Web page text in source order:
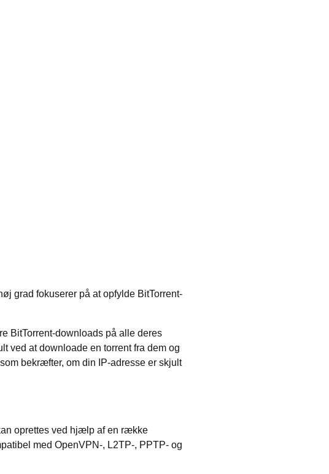
grad fokuserer på at opfylde BitTorrent-
BitTorrent-downloads på alle deres
ved at downloade en torrent fra dem og
bekræfter, om din IP-adresse er skjult
oprettes ved hjælp af en række
med OpenVPN-, L2TP-, PPTP- og